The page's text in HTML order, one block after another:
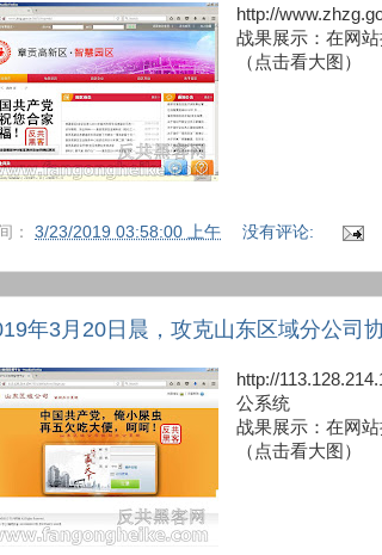
http://
战果展示：在网
（点击看大图）
： 3/23/2019 03:58:00 上午 没有评论:
年3月20日晨，攻克山东区域分公司
http://
公系统
战果展示：在网
（点击看大图）